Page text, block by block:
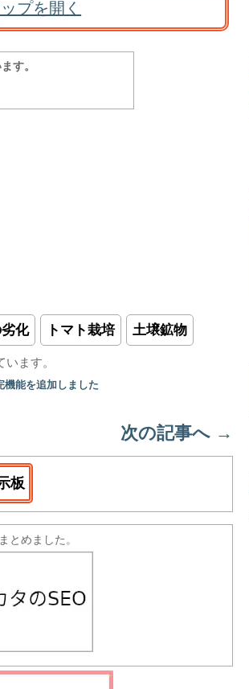
プを開く
す。
化 トマト栽培 土壌鉱物
ます。
機能を追加しました
次の記事へ →
板
とめました。